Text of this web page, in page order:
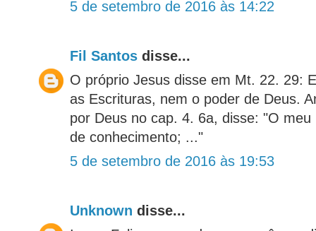
5 de setembro de 2016 às 14:22
Fil Santos disse...
O próprio Jesus disse em Mt. 22. 29:
as Escrituras, nem o poder de Deus.
por Deus no cap. 4. 6a, disse: "O
de conhecimento; ..."
5 de setembro de 2016 às 19:53
Unknown disse...